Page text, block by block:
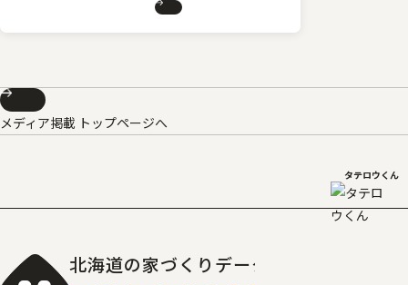
メディア掲載 トップページへ
タテロウくん
北海道の家づくりデータベース